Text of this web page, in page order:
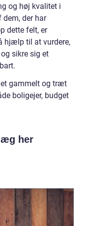
og høj kvalitet i
dem, der har
dette felt, er
hjælp til at vurdere,
sikre sig et
et gammelt og træt
boligejer, budget
her